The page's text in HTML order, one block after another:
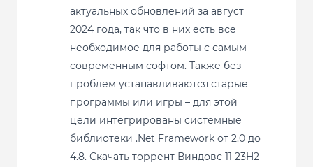
актуальных обновлений за август
2024 года, так что в них есть все
необходимое для работы с самым
современным софтом. Также без
проблем устанавливаются старые
программы или игры – для этой
цели интегрированы системные
библиотеки .Net Framework от 2.0 до
4.8. Скачать торрент Виндовс 11 23H2